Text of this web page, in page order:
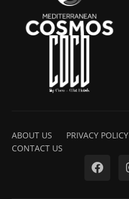
ABOUT US PRIVACY POLICY
CONTACT US